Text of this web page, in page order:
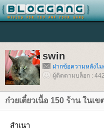
swin
ฝากข้อความหลังไม
ผู้ติดตามบล็อก :
ก๋วยเตี๋ยวเนื้อ 150 ร้าน ใน
สำเนา